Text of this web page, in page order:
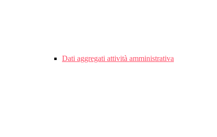
Dati aggregati attività amministrativa